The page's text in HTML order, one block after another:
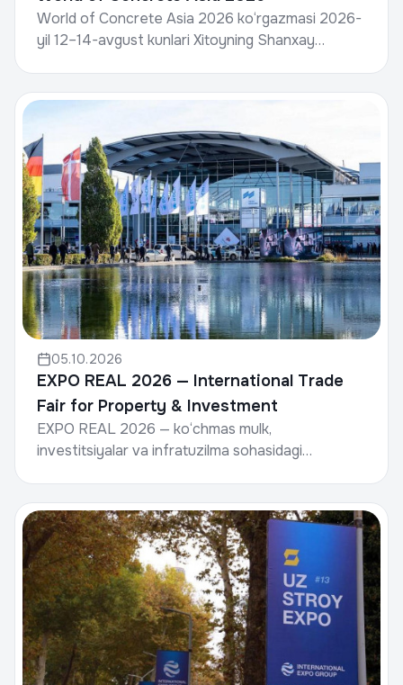
World of Concrete Asia 2026 ko‘rgazmasi 2026-
yil 12–14-avgust kunlari Xitoyning Shanxay
05.10.2026
EXPO REAL 2026 — International Trade
Fair for Property & Investment
EXPO REAL 2026 — ko‘chmas mulk,
investitsiyalar va infratuzilma sohasidagi